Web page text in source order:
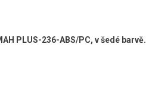
PLUS-236-ABS/PC, v šedé barvě.